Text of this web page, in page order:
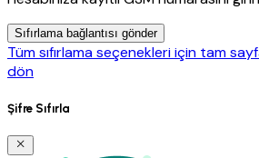
Sıfırlama bağlantısı gönder
Tüm sıfırlama seçenekleri için tam
dön
Şifre Sıfırla